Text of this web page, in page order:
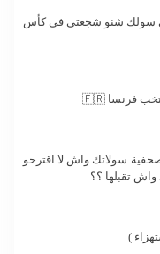
سولك شنو شجعتي في كأس
سولاتك واش لا اقترحو
)